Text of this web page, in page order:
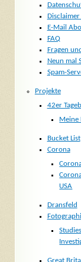
E-Mail Abo
FAQ
Fragen
Neun mal
Spam-
Projekte
42er
Meine
Bucket List
Corona
USA
Dransfeld